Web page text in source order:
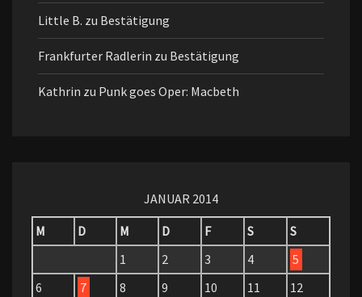
Little B. zu Bestätigung
Frankfurter Radlerin zu Bestätigung
Kathrin zu Punk goes Oper: Macbeth
JANUAR 2014
M
D M D F S
S
1
2 3 4
5
6
7 8 9 10 11
12